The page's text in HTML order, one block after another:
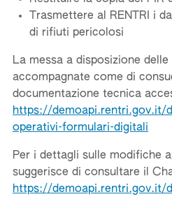
Trasmettere al RENTRI i
di rifiuti pericolosi
La messa a disposizione
accompagnate come di
documentazione tecnica
https://demoapi.rentri.gov.it/
operativi-formulari-digitali
Per i dettagli sulle modifiche
suggerisce di consultare il
https://demoapi.rentri.gov.it/